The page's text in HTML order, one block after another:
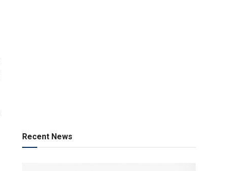
Recent News